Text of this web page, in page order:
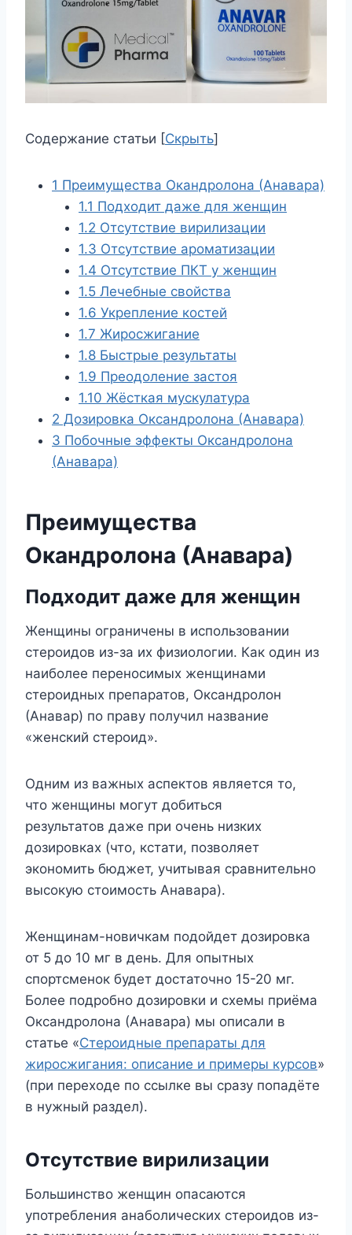
Содержание статьи [Скрыть]
1 Преимущества Окандролона (Анавара)
1.1 Подходит даже для женщин
1.2 Отсутствие вирилизации
1.3 Отсутствие ароматизации
1.4 Отсутствие ПКТ у женщин
1.5 Лечебные свойства
1.6 Укрепление костей
1.7 Жиросжигание
1.8 Быстрые результаты
1.9 Преодоление застоя
1.10 Жёсткая мускулатура
2 Дозировка Оксандролона (Анавара)
3 Побочные эффекты Оксандролона
(Анавара)
Преимущества
Окандролона (Анавара)
Подходит даже для женщин
Женщины ограничены в использовании
стероидов из-за их физиологии. Как один из
наиболее переносимых женщинами
стероидных препаратов, Оксандролон
(Анавар) по праву получил название
«женский стероид».
Одним из важных аспектов является то,
что женщины могут добиться
результатов даже при очень низких
дозировках (что, кстати, позволяет
экономить бюджет, учитывая сравнительно
высокую стоимость Анавара).
Женщинам-новичкам подойдет дозировка
от 5 до 10 мг в день. Для опытных
спортсменок будет достаточно 15-20 мг.
Более подробно дозировки и схемы приёма
Оксандролона (Анавара) мы описали в
статье «Стероидные препараты для
жиросжигания: описание и примеры курсов»
(при переходе по ссылке вы сразу попадёте
в нужный раздел).
Отсутствие вирилизации
Большинство женщин опасаются
употребления анаболических стероидов из-